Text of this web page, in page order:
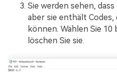
Sie werden sehen,
aber sie enthält
können. Wählen Sie 10
löschen Sie sie.